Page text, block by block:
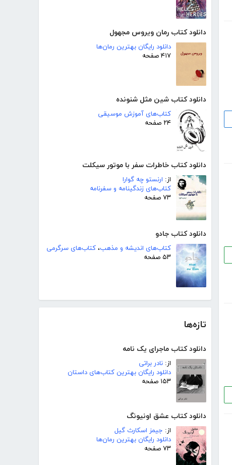
دانلود کتاب رمان ویروس مجهول
دانلود رایگان بهترین رمان‌ها
۴۱۷ صفحه
دانلود کتاب شین مثل شنونده
کتاب‌های آموزش موسیقی
۲۴ صفحه
دانلود کتاب خاطرات سفر با موتور سیکلت
از: ارنستو چه گوارا
کتاب‌های زندگینامه و سفرنامه
۷۳ صفحه
دانلود کتاب جادو
کتاب‌های اندیشه و مذهب، کتاب‌های سرگرمی
۵۳ صفحه
تازه‌ها
دانلود کتاب ماجرای یک نامه
از: نادر براتی
دانلود رایگان بهترین کتاب‌های داستان
۱۵۳ صفحه
دانلود کتاب عشق اونیونگ
از: جیمز اسکارث گیل
دانلود رایگان بهترین رمان‌ها
۷۳ صفحه